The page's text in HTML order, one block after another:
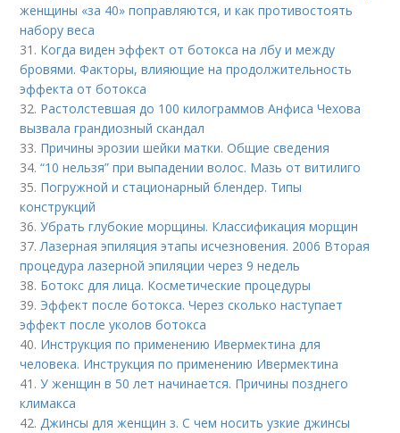
женщины «за 40» поправляются, и как противостоять
набору веса
31. Когда виден эффект от ботокса на лбу и между
бровями. Факторы, влияющие на продолжительность
эффекта от ботокса
32. Растолстевшая до 100 килограммов Анфиса Чехова
вызвала грандиозный скандал
33. Причины эрозии шейки матки. Общие сведения
34.“10 нельзя” при выпадении волос. Мазь от витилиго
35. Погружной и стационарный блендер. Типы
конструкций
36.Убрать глубокие морщины. Классификация морщин
37.Лазерная эпиляция этапы исчезновения. 2006 Вторая
процедура лазерной эпиляции через 9 недель
38. Ботокс для лица. Косметические процедуры
39. Эффект после ботокса. Через сколько наступает
эффект после уколов ботокса
40. Инструкция по применению Ивермектина для
человека. Инструкция по применению Ивермектина
41.У женщин в 50 лет начинается. Причины позднего
климакса
42.Джинсы для женщин з. С чем носить узкие джинсы